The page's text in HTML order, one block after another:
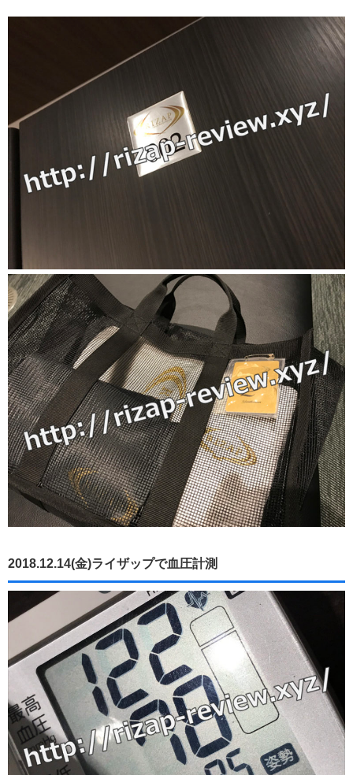
2018.12.14(金)ライザップで血圧計測